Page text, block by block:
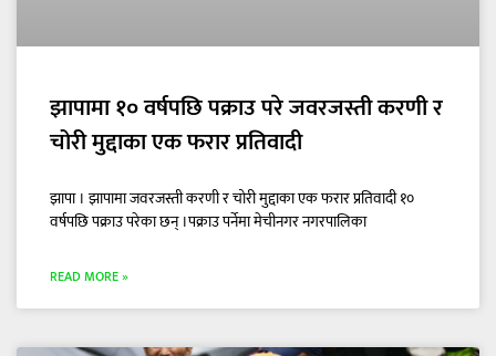
झापामा १० वर्षपछि पक्राउ परे जवरजस्ती करणी र
चोरी मुद्दाका एक फरार प्रतिवादी
झापा । झापामा जवरजस्ती करणी र चोरी मुद्दाका एक फरार प्रतिवादी १०
वर्षपछि पक्राउ परेका छन् ।पक्राउ पर्नेमा मेचीनगर नगरपालिका
READ MORE »